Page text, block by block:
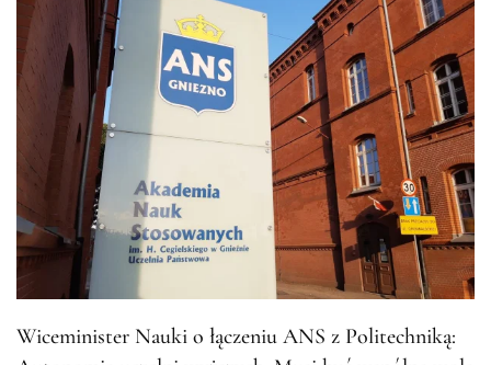
Wiceminister Nauki o łączeniu ANS z Politechniką: